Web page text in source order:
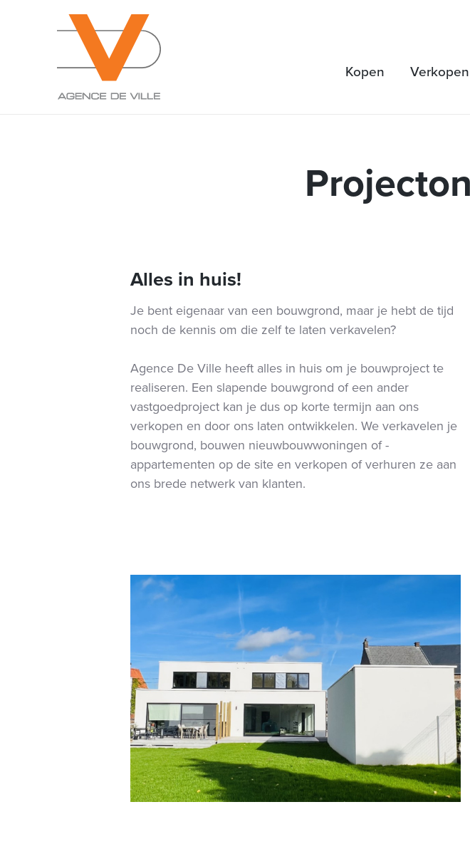
Kopen Verkopen
Alles in huis!
Je bent eigenaar van een bouwgrond, maar je hebt de tijd
noch de kennis om die zelf te laten verkavelen?
Agence De Ville heeft alles in huis om je bouwproject te
realiseren. Een slapende bouwgrond of een ander
vastgoedproject kan je dus op korte termijn aan ons
verkopen en door ons laten ontwikkelen. We verkavelen je
bouwgrond, bouwen nieuwbouwwoningen of -
appartementen op de site en verkopen of verhuren ze aan
ons brede netwerk van klanten.